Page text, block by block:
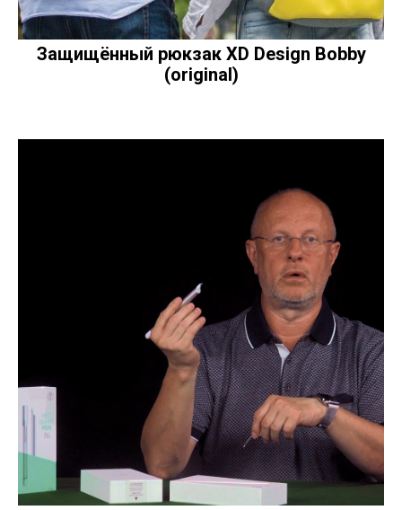
Защищённый рюкзак XD Design Bobby
(original)